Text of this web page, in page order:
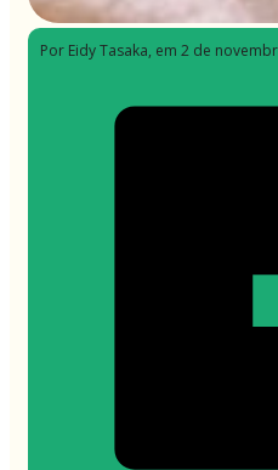
Por Eidy Tasaka, em 2 de